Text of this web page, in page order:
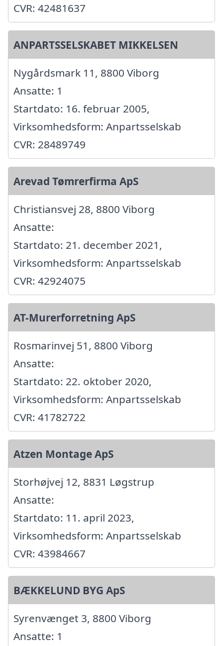
CVR: 42481637
ANPARTSSELSKABET MIKKELSEN
Nygårdsmark 11, 8800 Viborg
Ansatte: 1
Startdato: 16. februar 2005,
Virksomhedsform: Anpartsselskab
CVR: 28489749
Arevad Tømrerfirma ApS
Christiansvej 28, 8800 Viborg
Ansatte:
Startdato: 21. december 2021,
Virksomhedsform: Anpartsselskab
CVR: 42924075
AT-Murerforretning ApS
Rosmarinvej 51, 8800 Viborg
Ansatte:
Startdato: 22. oktober 2020,
Virksomhedsform: Anpartsselskab
CVR: 41782722
Atzen Montage ApS
Storhøjvej 12, 8831 Løgstrup
Ansatte:
Startdato: 11. april 2023,
Virksomhedsform: Anpartsselskab
CVR: 43984667
BÆKKELUND BYG ApS
Syrenvænget 3, 8800 Viborg
Ansatte: 1